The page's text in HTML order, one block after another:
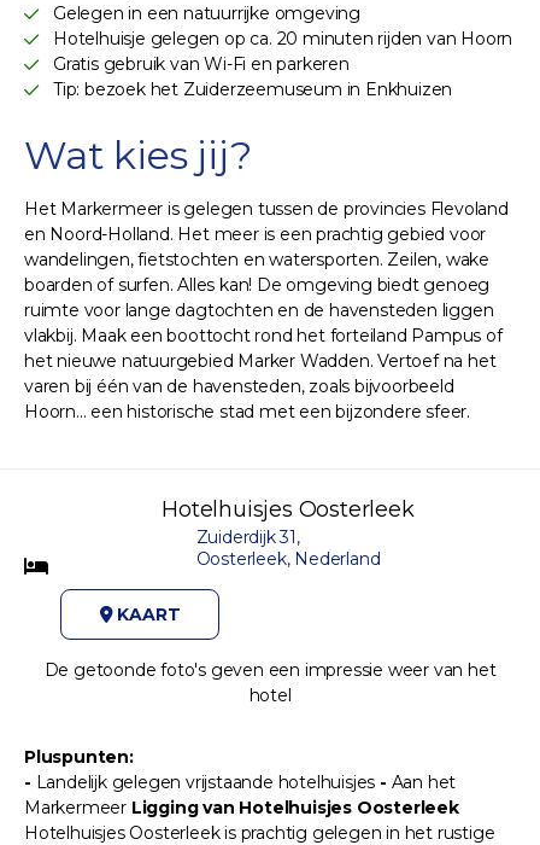
Gelegen in een natuurrijke omgeving
Hotelhuisje gelegen op ca. 20 minuten rijden van Hoorn
Gratis gebruik van Wi-Fi en parkeren
Tip: bezoek het Zuiderzeemuseum in Enkhuizen
Wat kies jij?
Het Markermeer is gelegen tussen de provincies Flevoland
en Noord-Holland. Het meer is een prachtig gebied voor
wandelingen, fietstochten en watersporten. Zeilen, wake
boarden of surfen. Alles kan! De omgeving biedt genoeg
ruimte voor lange dagtochten en de havensteden liggen
vlakbij. Maak een boottocht rond het forteiland Pampus of
het nieuwe natuurgebied Marker Wadden. Vertoef na het
varen bij één van de havensteden, zoals bijvoorbeeld
Hoorn... een historische stad met een bijzondere sfeer.
Hotelhuisjes Oosterleek
Zuiderdijk 31,
Oosterleek, Nederland
KAART
De getoonde foto's geven een impressie weer van het
hotel
Pluspunten:
- Landelijk gelegen vrijstaande hotelhuisjes - Aan het
Markermeer Ligging van Hotelhuisjes Oosterleek
Hotelhuisjes Oosterleek is prachtig gelegen in het rustige